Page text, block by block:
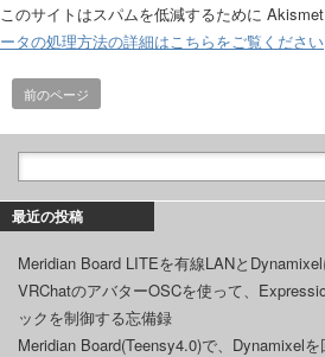
このサイトはスパムを低減するために Akismet
ータの処理方法の詳細はこちらをご覧ください
前のページ
最近の投稿
Meridian Board LITEを有線LANと
VRChatのアバターOSCを使って、
ックを制御する忘備録
Meridian Board(Teensy4.0)で、Dynamixelを